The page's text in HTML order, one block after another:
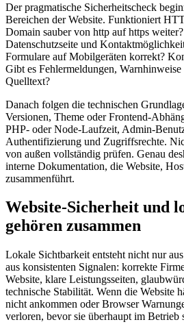
Der pragmatische Sicherheitscheck
Bereichen der Website. Funktioniert
Domain sauber von http auf https
Datenschutzseite und
Formulare auf Mobilgeräten korrekt?
Gibt es Fehlermeldungen,
Quelltext?
Danach folgen die technischen
Versionen, Theme oder Frontend-
PHP- oder Node-Laufzeit, Admin-
Authentifizierung und Zugriffsrechte.
von außen vollständig prüfen. Genau
interne Dokumentation, die Website,
zusammenführt.
Website-Sicherheit und
gehören zusammen
Lokale Sichtbarkeit entsteht nicht nur
aus konsistenten Signalen: korrekte
Website, klare Leistungsseiten,
technische Stabilität. Wenn die Website
nicht ankommen oder Browser
verloren, bevor sie überhaupt im Betrieb